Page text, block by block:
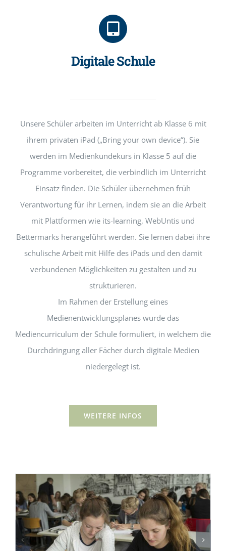
Digitale Schule
Unsere Schüler arbeiten im Unterricht ab Klasse 6 mit
ihrem privaten iPad („Bring your own device“). Sie
werden im Medienkundekurs in Klasse 5 auf die
Programme vorbereitet, die verbindlich im Unterricht
Einsatz finden. Die Schüler übernehmen früh
Verantwortung für ihr Lernen, indem sie an die Arbeit
mit Plattformen wie its-learning, WebUntis und
Bettermarks herangeführt werden. Sie lernen dabei ihre
schulische Arbeit mit Hilfe des iPads und den damit
verbundenen Möglichkeiten zu gestalten und zu
strukturieren.
Im Rahmen der Erstellung eines
Medienentwicklungsplanes wurde das
Mediencurriculum der Schule formuliert, in welchem die
Durchdringung aller Fächer durch digitale Medien
niedergelegt ist.
WEITERE INFOS